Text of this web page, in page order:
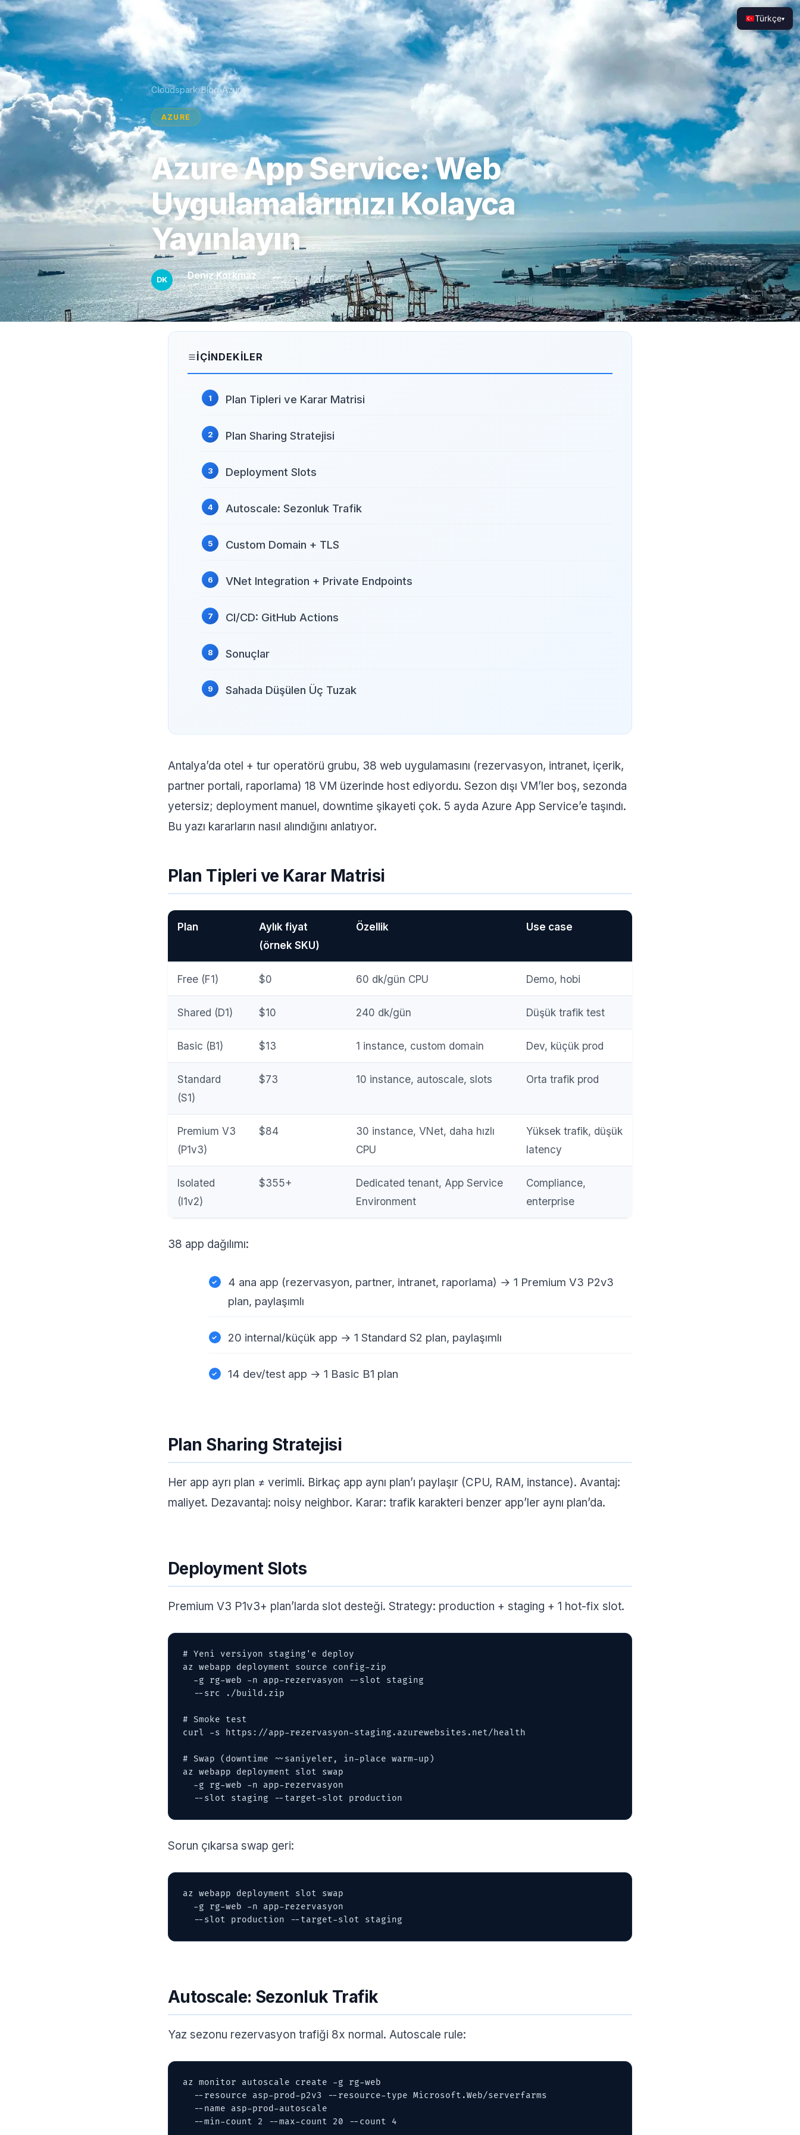
Cloudspark›Blog›Azure
AZURE
Azure App Service: Web
Uygulamalarınızı Kolayca
Yayınlayın
DK Deniz Korkmaz
Dijital Dönüşüm Danışmanı
27 Şub 2026 4 dk okuma
İÇINDEKILER
Plan Tipleri ve Karar Matrisi
Plan Sharing Stratejisi
Deployment Slots
Autoscale: Sezonluk Trafik
Custom Domain + TLS
VNet Integration + Private Endpoints
CI/CD: GitHub Actions
Sonuçlar
Sahada Düşülen Üç Tuzak
Antalya’da otel + tur operatörü grubu, 38 web uygulamasını (rezervasyon, intranet, içerik,
partner portali, raporlama) 18 VM üzerinde host ediyordu. Sezon dışı VM’ler boş, sezonda
yetersiz; deployment manuel, downtime şikayeti çok. 5 ayda Azure App Service’e taşındı.
Bu yazı kararların nasıl alındığını anlatıyor.
Plan Tipleri ve Karar Matrisi
Plan
Aylık fiyat
(örnek SKU)
Özellik Use case
Free (F1) $0 60 dk/gün CPU Demo, hobi
Shared (D1) $10 240 dk/gün Düşük trafik test
Basic (B1) $13 1 instance, custom domain Dev, küçük prod
Standard
(S1)
$73 10 instance, autoscale, slots Orta trafik prod
Premium V3
(P1v3)
$84
30 instance, VNet, daha hızlı
CPU
Yüksek trafik, düşük
latency
Isolated
(I1v2)
$355+
Dedicated tenant, App Service
Environment
Compliance,
enterprise
38 app dağılımı:
4 ana app (rezervasyon, partner, intranet, raporlama) → 1 Premium V3 P2v3
plan, paylaşımlı
20 internal/küçük app → 1 Standard S2 plan, paylaşımlı
14 dev/test app → 1 Basic B1 plan
Plan Sharing Stratejisi
Her app ayrı plan ≠ verimli. Birkaç app aynı plan’ı paylaşır (CPU, RAM, instance). Avantaj:
maliyet. Dezavantaj: noisy neighbor. Karar: trafik karakteri benzer app’ler aynı plan’da.
Deployment Slots
Premium V3 P1v3+ plan’larda slot desteği. Strategy: production + staging + 1 hot-fix slot.
# Yeni versiyon staging'e deploy
az webapp deployment source config-zip
# Smoke test
curl -s https://app-rezervasyon-staging.azurewebsites.net/health
# Swap (downtime ~~saniyeler, in-place warm-up)
az webapp deployment slot swap
  --slot staging --target-slot production
Sorun çıkarsa swap geri:
az webapp deployment slot swap
  --slot production --target-slot staging
Autoscale: Sezonluk Trafik
Yaz sezonu rezervasyon trafiği 8x normal. Autoscale rule:
az monitor autoscale create -g rg-web
Türkçe▾